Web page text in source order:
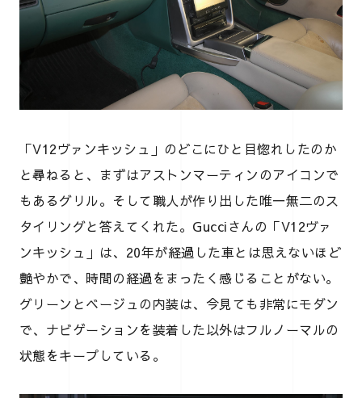
「V12ヴァンキッシュ」のどこにひと目惚れしたのか
と尋ねると、まずはアストンマーティンのアイコンで
もあるグリル。そして職人が作り出した唯一無二のス
タイリングと答えてくれた。Gucciさんの「V12ヴァ
ンキッシュ」は、20年が経過した車とは思えないほど
艶やかで、時間の経過をまったく感じることがない。
グリーンとベージュの内装は、今見ても非常にモダン
で、ナビゲーションを装着した以外はフルノーマルの
状態をキープしている。